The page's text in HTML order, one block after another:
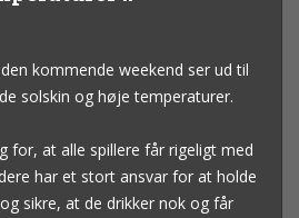
kommende weekend ser ud til
solskin og høje temperaturer.
for, at alle spillere får rigeligt med
har et stort ansvar for at holde
sikre, at de drikker nok og får